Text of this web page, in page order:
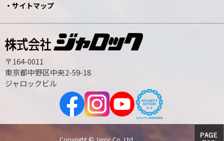
サイトマップ
〒164-0011
東京都中野区中央2-59-18
ジャロックビル
Copyright © Jaroc Co.,Ltd.